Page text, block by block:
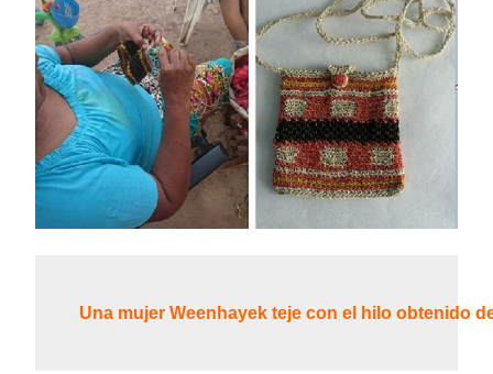
Una mujer Weenhayek teje con el hilo obtenido